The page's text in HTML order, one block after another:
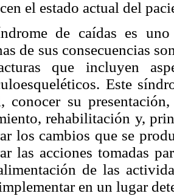
el estado actual del
de caídas es uno
de sus consecuencias
que incluyen
Este
conocer su
rehabilitación y,
los cambios que se
las acciones tomadas
de las
en un lugar